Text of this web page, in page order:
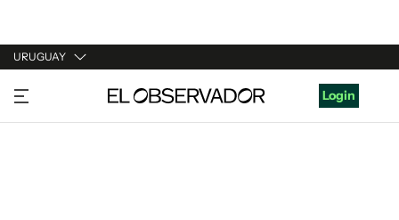
URUGUAY
URUGUAY
ARGENTINA
Login